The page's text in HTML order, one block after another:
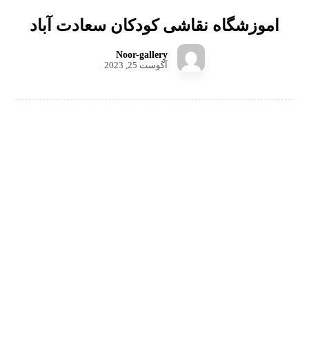
اموزشگاه نقاشی کودکان سعادت آباد
Noor-gallery
آگوست 25, 2023